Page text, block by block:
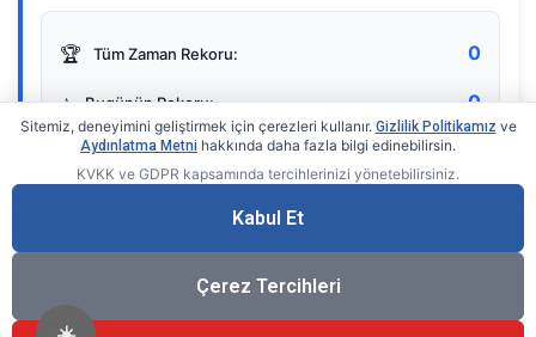
🏆 Tüm Zaman Rekoru: 0
⭐ Bugünün Rekoru: 0
Gerçek zamanlı sayaç
Sitemiz, deneyimini geliştirmek için çerezleri kullanır. Gizlilik Politikamız ve
Aydınlatma Metni hakkında daha fazla bilgi edinebilirsin.
KVKK ve GDPR kapsamında tercihlerinizi yönetebilirsiniz.
Kabul Et
Çerez Tercihleri